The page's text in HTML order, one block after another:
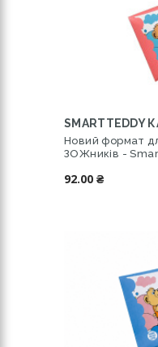
SMARTTEDDY
Новий формат
ЗОЖників -
92.00 ₴